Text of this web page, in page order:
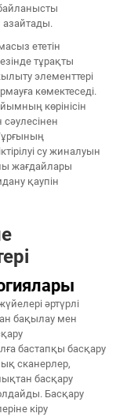
ететін
тұрақты
элементтері
көмектеседі.
көрінісін
су жиналуын
жағдайлары
қаупін
әртүрлі
бақылау мен
бастапқы басқару
сканерлер,
басқару
Басқару
кіру